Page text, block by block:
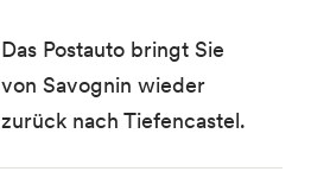
Das Postauto bringt Sie
von Savognin wieder
zurück nach Tiefencastel.